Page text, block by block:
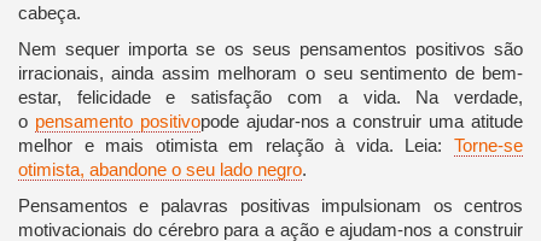
cabeça.
Nem sequer importa se os seus pensamentos positivos são
irracionais, ainda assim melhoram o seu sentimento de bem-
estar, felicidade e satisfação com a vida. Na verdade,
o pensamento positivopode ajudar-nos a construir uma atitude
melhor e mais otimista em relação à vida. Leia:Torne-se
otimista, abandone o seu lado negro.
Pensamentos e palavras positivas impulsionam os centros
motivacionais do cérebro para a ação e ajudam-nos a construir